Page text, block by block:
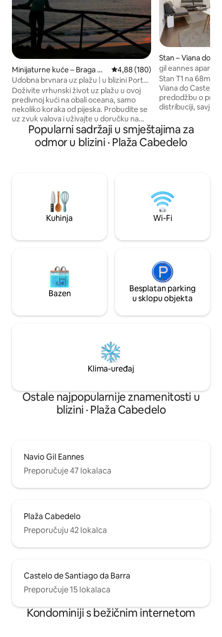
Minijaturne kuće – Braga Dis
trict
Prosječna ocjena: 4,88/5,
4,88 (180)
Udobna brvnara uz plažu | u blizini Porta |
Zalazak sunca i vino
Doživite vrhunski život uz plažu u ovoj
predivnoj kući na obali oceana, samo
nekoliko koraka od pijeska. Probudite se
uz zvuk valova i uživajte u doručku na
terasi s pogledom na ocean, samo
nekoliko koraka od svog kreveta. Zatim
jednostavno prošetajte do plaže kako
zalaska sunca iznad oceana. Bilo da
tražite odmor na plaži ili romantični
odmor, ovi su doživljaji nadohvat ruke.
Stan – Viana do
gil eannes
Stan T1 na 68m2
Viana do Castelo.
predodžbu o
distribuciji,
nalazi unutarnji
krevetom i dva
Nalazi se ispred
fasadom. Prostor
nule 2019. godine.
Popularni sadržaji u smještajima za
odmor u blizini · Plaža Cabedelo
Kuhinja Wi-Fi
Bazen
Besplatan parking
u sklopu objekta
Klima-uređaj
Ostale najpopularnije znamenitosti u
blizini · Plaža Cabedelo
Navio Gil Eannes
Preporučuje 47 lokalaca
Plaža Cabedelo
Preporučuju 42 lokalca
Castelo de Santiago da Barra
Preporučuje 15 lokalaca
Kondominiji s bežičnim internetom